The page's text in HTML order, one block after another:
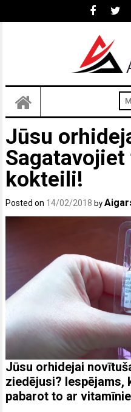
Jūsu
kokteili!
Posted on 14/02/2018 by
Jūsu orhidejai
ziedējusi? Iespējams,
pabarot to ar